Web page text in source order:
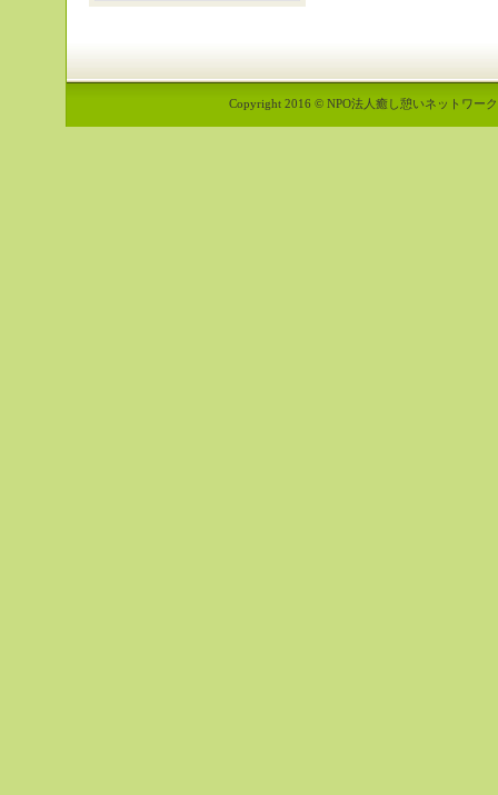
Copyright 2016 © NPO法人癒し憩いネットワー